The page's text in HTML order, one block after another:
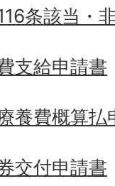
条該当・
支給申請書
養費概算払
交付申請書